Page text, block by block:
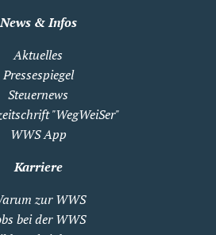
News & Infos
Aktuelles
Pressespiegel
Steuernews
"WegWeiSer"
WWS App
Karriere
zur WWS
bei der WWS